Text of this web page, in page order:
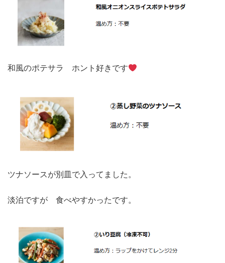
和風のポテサラ ホント好きです
ツナソースが別皿で入ってました。
淡泊ですが 食べやすかったです。